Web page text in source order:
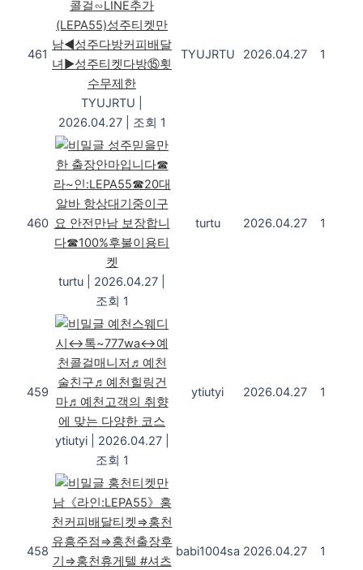
461
콜걸∽LINE추가
(LEPA55)성주티켓만
남◀성주다방커피배달
녀▶성주티켓다방⑮횟
수무제한
TYUJRTU
2026.04.27
조회 1
TYUJRTU 2026.04.27 1
460
성주믿을만
한 출장안마입니다☎
라~인:LEPA55☎20대
알바 항상대기중이구
요 안전만남 보장합니
다☎100%후불이용티
켓
turtu
2026.04.27
조회 1
turtu 2026.04.27 1
459
예천스웨디
시↔톡~777wa↔예
천콜걸매니저♬예천
술친구♬예천힐링건
마♬예천고객의 취향
에 맞는 다양한 코스
ytiutyi
2026.04.27
조회 1
ytiutyi 2026.04.27 1
458
홍천티켓만
남《라인:LEPA55》홍
천커피배달티켓⇒홍천
유흥주점⇒홍천출장후
기⇒홍천휴게텔 #셔츠
babi1004sa 2026.04.27 1